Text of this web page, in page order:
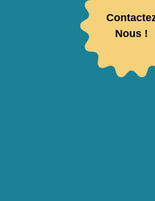
Nous !